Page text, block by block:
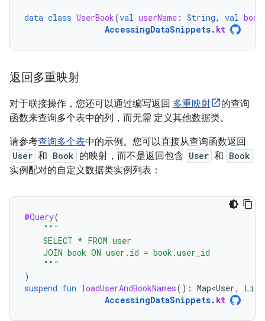
data class UserBook(val userName : String, val
AccessingDataSnippets. kt
返回多重映射
对于联接操作，您还可以通过编写返回 多重映射
的查询
函数来查询多个表中的列，而无需 定义其他数据类。
请参考查询多个表中的示例。您可以直接从查询函数返回
User 和 Book 的映射，而不是返回包含 User 和 Book
实例配对的自定义数据类实例列表：
@Query(
"""
    SELECT * FROM user
    JOIN book ON user.id = book.user_id
    """
)
suspend fun loadUserAndBookNames(): Map<User,
AccessingDataSnippets. kt